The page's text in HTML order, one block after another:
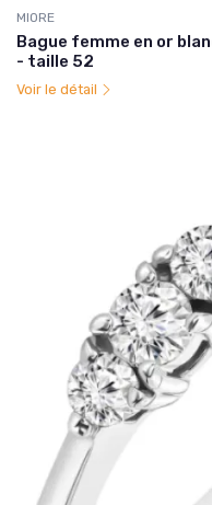
MIORE
Bague femme en or
- taille 52
Voir le détail